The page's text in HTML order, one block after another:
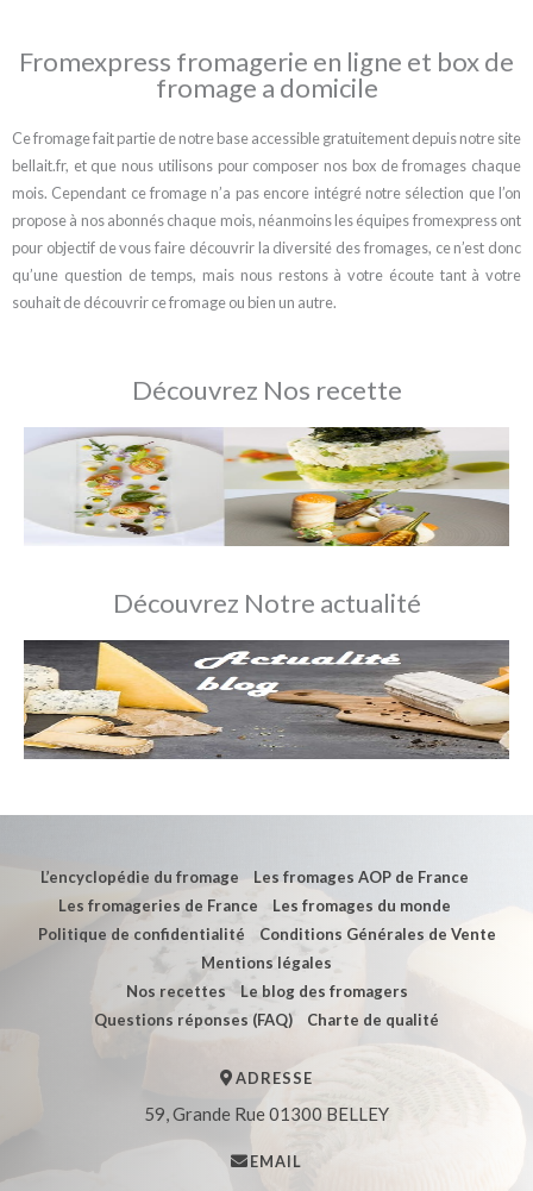
Fromexpress fromagerie en ligne et box de
fromage a domicile
Ce fromage fait partie de notre base accessible gratuitement depuis notre site
bellait.fr, et que nous utilisons pour composer nos box de fromages chaque
mois. Cependant ce fromage n’a pas encore intégré notre sélection que l’on
propose à nos abonnés chaque mois, néanmoins les équipes fromexpress ont
pour objectif de vous faire découvrir la diversité des fromages, ce n’est donc
qu’une question de temps, mais nous restons à votre écoute tant à votre
souhait de découvrir ce fromage ou bien un autre.
Découvrez Nos recette
Découvrez Notre actualité
L’encyclopédie du fromage
Les fromages AOP de France
Les fromageries de France
Les fromages du monde
Politique de confidentialité
Conditions Générales de Vente
Mentions légales
Nos recettes
Le blog des fromagers
Questions réponses (FAQ)
Charte de qualité
ADRESSE
59, Grande Rue 01300 BELLEY
EMAIL